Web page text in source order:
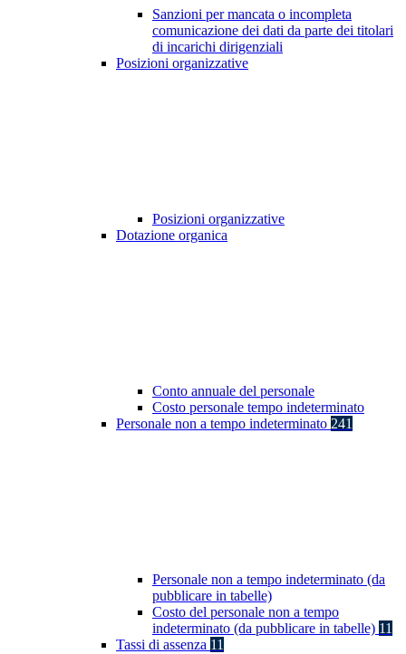
Sanzioni per mancata o incompleta
comunicazione dei dati da parte dei titolari
di incarichi dirigenziali
Posizioni organizzative
Posizioni organizzative
Dotazione organica
Conto annuale del personale
Costo personale tempo indeterminato
Personale non a tempo indeterminato 241
Personale non a tempo indeterminato (da
pubblicare in tabelle)
Costo del personale non a tempo
indeterminato (da pubblicare in tabelle) 11
Tassi di assenza 11